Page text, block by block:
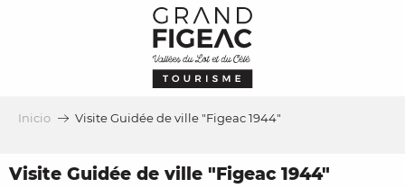
Inicio Visite Guidée de ville "Figeac 1944"
Visite Guidée de ville "Figeac 1944"